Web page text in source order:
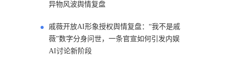
异物风波舆情复盘
戚薇开放AI形象授权舆情复盘：“我不是戚
薇”数字分身问世，一条官宣如何引发内娱
AI讨论新阶段